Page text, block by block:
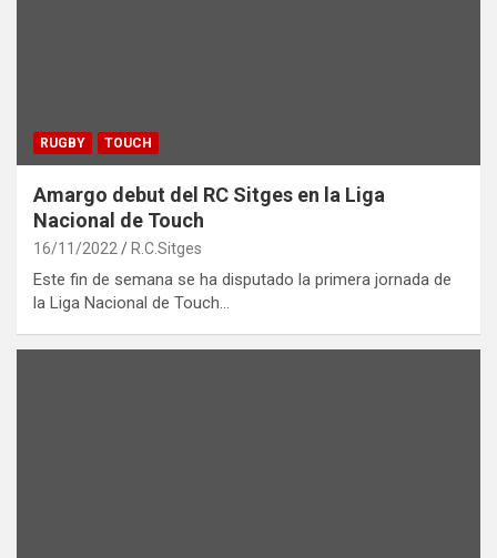
RUGBY TOUCH
Amargo debut del RC Sitges en la Liga
Nacional de Touch
16/11/2022 R.C.Sitges
Este fin de semana se ha disputado la primera jornada de
la Liga Nacional de Touch…